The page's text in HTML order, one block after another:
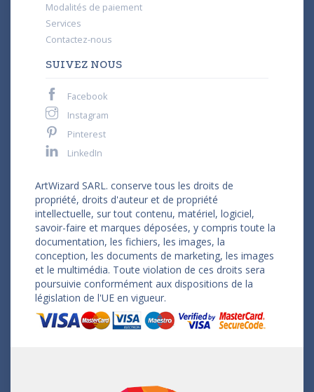
Modalités de paiement
Services
Contactez-nous
SUIVEZ NOUS
Facebook
Instagram
Pinterest
LinkedIn
ArtWizard SARL. conserve tous les droits de
propriété, droits d'auteur et de propriété
intellectuelle, sur tout contenu, matériel, logiciel,
savoir-faire et marques déposées, y compris toute la
documentation, les fichiers, les images, la
conception, les documents de marketing, les images
et le multimédia. Toute violation de ces droits sera
poursuivie conformément aux dispositions de la
législation de l'UE en vigueur.